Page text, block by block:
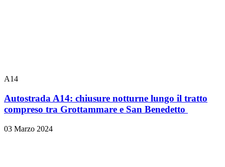
A14
Autostrada A14: chiusure notturne lungo il tratto
compreso tra Grottammare e San Benedetto
03 Marzo 2024